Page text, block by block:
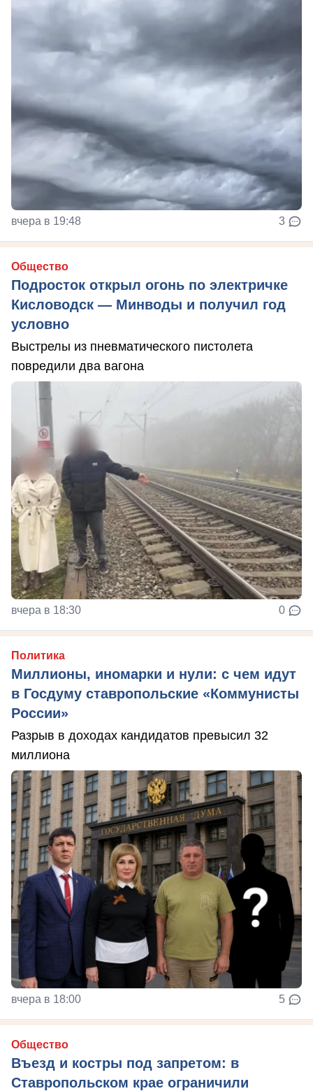
вчера в 19:48 3
Общество
Подросток открыл огонь по электричке
Кисловодск — Минводы и получил год
условно
Выстрелы из пневматического пистолета
повредили два вагона
вчера в 18:30 0
Политика
Миллионы, иномарки и нули: с чем идут
в Госдуму ставропольские «Коммунисты
России»
Разрыв в доходах кандидатов превысил 32
миллиона
вчера в 18:00 5
Общество
Въезд и костры под запретом: в
Ставропольском крае ограничили